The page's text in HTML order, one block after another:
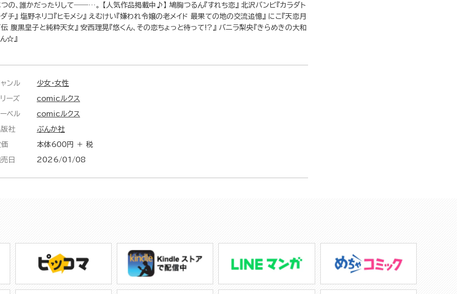
の、誰かだったりして――…。 【人気作品掲載中♪】 鳩胸つるん『すれち恋』 北沢バンビ『カラダト
チ』 塩野ネリコ『ヒモメシ』 えむけい『嫌われ令嬢の老メイド 最果ての地の交流追憶』 にこ『天恋月
腹黒皇子と純粋天女』 安西理晃『悠くん、その恋ちょっと待って!?』 バニラ梨央『きらめきの大和
☆』
ンル 少女・女性
ーズ comicルクス
ベル comicルクス
社 ぶんか社
本体600円 ＋ 税
日 2026/01/08